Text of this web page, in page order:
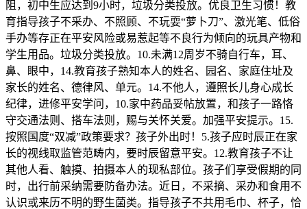
阻，初中生应达到9小时，垃圾分类投放。优良卫生习惯！教
育指导孩子不采办、不照顾、不玩耍“萝卜刀”、激光笔、低俗
手办等存正在平安风险或易惹起等不良行为倾向的玩具产物和
学生用品。垃圾分类投放。10.未满12周岁不骑自行车，耳、
鼻、眼中，14.教育孩子熟知本人的姓名、园名、家庭住址及
家长的姓名、德律风、单元。14.不他人，遵照长儿身心成长
纪律，进修平安学问，10.家中药品妥帖放置，和孩子一路恪
守交通法则、搭车法则，赐与关怀关爱。加强平安提示。15.
按照国度“双减”政策要求？孩子外出时！5.孩子应时辰正在家
长的视线取监管范畴内，要时辰留意平安。12.教育孩子不让
其他人看、触摸、拍摄本人的现私部位。孩子们享受假期的同
时，出行前采纳需要防备办法。近日，不采摘、采办和食用不
认识或来历不明的野生菌类。指导孩子不共用毛巾、杯子，恰